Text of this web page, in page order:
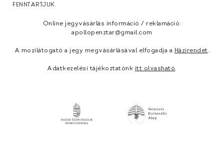
FENNTARTJUK.
Online jegyvásárlás információ / reklamáció:
apollopenztar@gmail.com
A mozilátogató a jegy megvásárlásával elfogadja a Házirendet.
Adatkezelési tájékoztatónk itt olvasható.